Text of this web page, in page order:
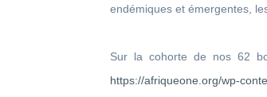
endémiques et émergentes,
Sur la cohorte de nos 62
https://afriqueone.org/wp-